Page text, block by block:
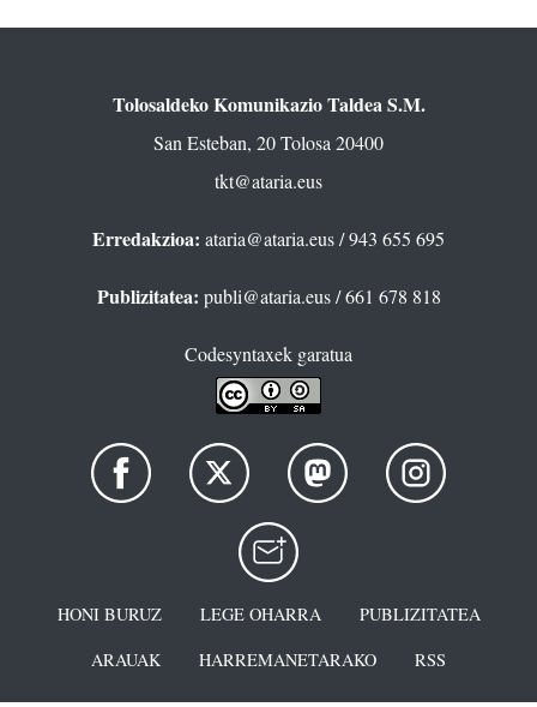
Tolosaldeko Komunikazio Taldea S.M.
San Esteban, 20 Tolosa 20400
tkt@ataria.eus
Erredakzioa: ataria@ataria.eus/ 943 655 695
Publizitatea: publi@ataria.eus/ 661 678 818
Codesyntaxek garatua
HONI BURUZ LEGE OHARRA
PUBLIZITATEA
ARAUAK
HARREMANETARAKO RSS